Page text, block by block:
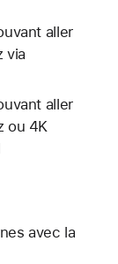
aller
via
aller
ou 4K
avec la